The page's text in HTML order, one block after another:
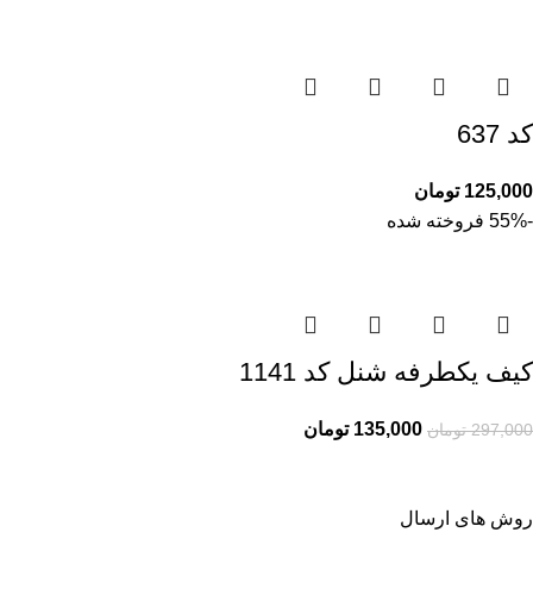
کد 637
125,000 تومان
-55%
فروخته شده
کیف یکطرفه شنل کد 1141
297,000 تومان 135,000 تومان
روش های ارسال